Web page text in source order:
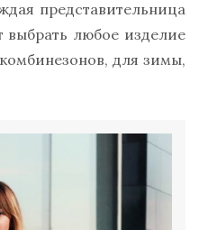
представительница
выбрать любое изделие
для зимы,